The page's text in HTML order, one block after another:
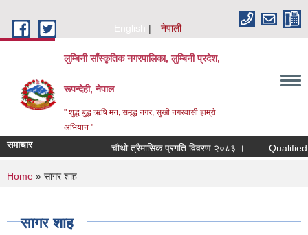
English
नेपाली
लुम्बिनी साँस्कृतिक नगरपालिका, लुम्बिनी प्रदेश,
रूपन्देही, नेपाल
" शुद्ध बुद्ध ऋषि मन, समृद्ध नगर, सुखी नगरवासी हाम्रो
अभियान "
समाचार चौथो त्रैमासिक प्रगति विवरण २०८३ । Qualified
You are here
Home » सागर शाह
सागर शाह